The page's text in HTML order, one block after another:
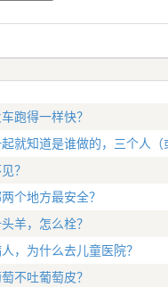
跑得一样快？
就知道是谁做的，三个人
？
个地方最安全？
羊，怎么栓？
，为什么去儿童医院？
不吐葡萄皮？